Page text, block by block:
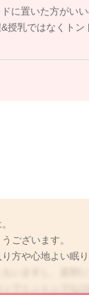
に置いた方がい
授乳ではなくトン
ございます。
方や心地よい眠